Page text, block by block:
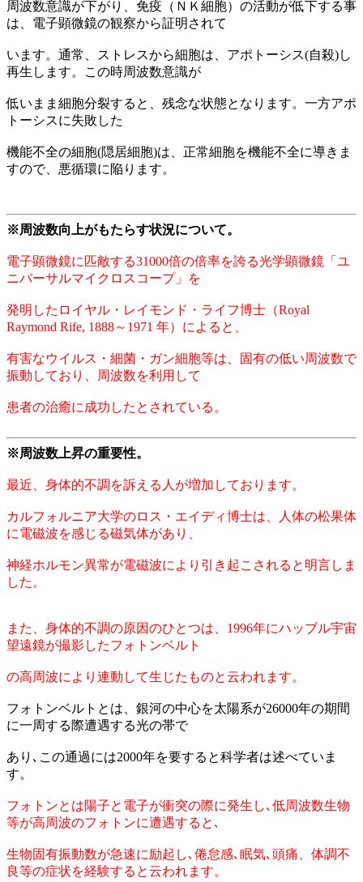
周波数意識が下がり、免疫（ＮＫ細胞）の活動が低下する事
は、電子顕微鏡の観察から証明されて
います。通常、ストレスから細胞は、アポトーシス(自殺)し
再生します。この時周波数意識が
低いまま細胞分裂すると、残念な状態となります。一方アポ
トーシスに失敗した
機能不全の細胞(隠居細胞)は、正常細胞を機能不全に導きま
すので、悪循環に陥ります。
※周波数向上がもたらす状況について。
電子顕微鏡に匹敵する31000倍の倍率を誇る光学顕微鏡「ユ
ニバーサルマイクロスコープ」を
発明したロイヤル・レイモンド・ライフ博士（Royal
Raymond Rife, 1888～1971 年）によると、
有害なウイルス・細菌・ガン細胞等は、固有の低い周波数で
振動しており、周波数を利用して
患者の治癒に成功したとされている。
※周波数上昇の重要性。
最近、身体的不調を訴える人が増加しております。
カルフォルニア大学のロス・エイディ博士は、人体の松果体
に電磁波を感じる磁気体があり、
神経ホルモン異常が電磁波により引き起こされると明言しま
した。
また、身体的不調の原因のひとつは、1996年にハッブル宇宙
望遠鏡が撮影したフォトンベルト
の高周波により連動して生じたものと云われます。
フォトンベルトとは、銀河の中心を太陽系が26000年の期間
に一周する際遭遇する光の帯で
あり､この通過には2000年を要すると科学者は述べていま
す。
フォトンとは陽子と電子が衝突の際に発生し､低周波数生物
等が高周波のフォトンに遭遇すると､
生物固有振動数が急速に励起し､倦怠感､眠気､頭痛、体調不
良等の症状を経験すると云われます。